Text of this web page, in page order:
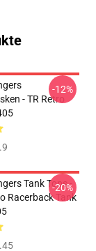
- TR Retro
-12%
Tank Tops -
Racerback Tank
-20%